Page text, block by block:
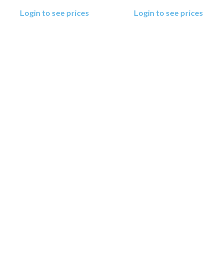
Login to see prices Login to see prices